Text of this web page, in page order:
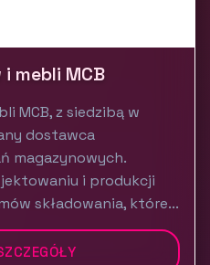
mebli MCB
MCB, z siedzibą w
dostawca
magazynowych.
i produkcji
składowania, które...